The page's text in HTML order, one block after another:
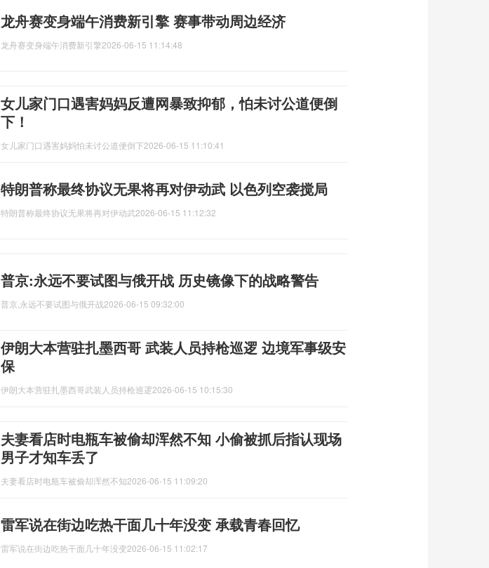
龙舟赛变身端午消费新引擎 赛事带动周边经济
龙舟赛变身端午消费新引擎2026-06-15 11:14:48
女儿家门口遇害妈妈反遭网暴致抑郁，怕未讨公道便倒
下！
女儿家门口遇害妈妈怕未讨公道便倒下2026-06-15 11:10:41
特朗普称最终协议无果将再对伊动武 以色列空袭搅局
特朗普称最终协议无果将再对伊动武2026-06-15 11:12:32
普京:永远不要试图与俄开战 历史镜像下的战略警告
普京,永远不要试图与俄开战2026-06-15 09:32:00
伊朗大本营驻扎墨西哥 武装人员持枪巡逻 边境军事级安
保
伊朗大本营驻扎墨西哥武装人员持枪巡逻2026-06-15 10:15:30
夫妻看店时电瓶车被偷却浑然不知 小偷被抓后指认现场
男子才知车丢了
夫妻看店时电瓶车被偷却浑然不知2026-06-15 11:09:20
雷军说在街边吃热干面几十年没变 承载青春回忆
雷军说在街边吃热干面几十年没变2026-06-15 11:02:17